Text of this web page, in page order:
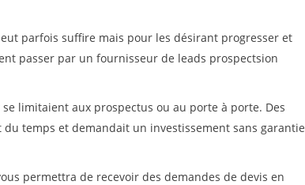
parfois suffire mais pour les désirant progresser et
passer par un fournisseur de leads prospectsion
limitaient aux prospectus ou au porte à porte. Des
temps et demandait un investissement sans garantie
permettra de recevoir des demandes de devis en